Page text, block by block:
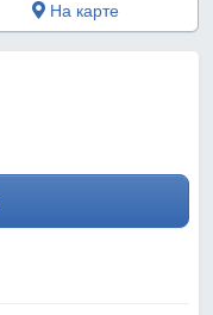
На карте